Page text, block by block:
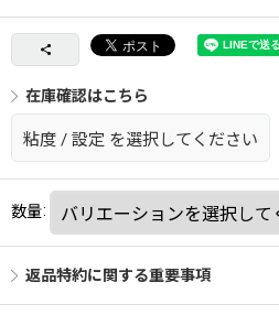
在庫確認はこちら
粘度 / 設定 を選択してください
数量:
返品特約に関する重要事項